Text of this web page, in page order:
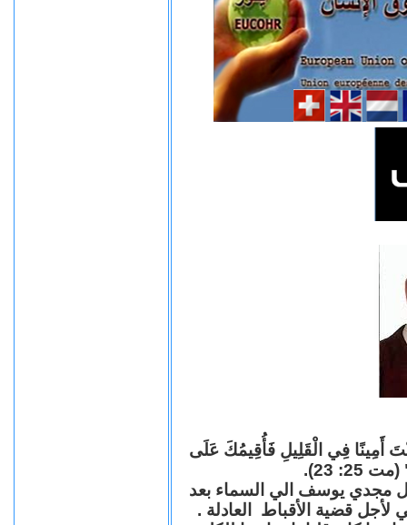
أَمِينًا فِي الْقَلِيلِ فَأُقِيمُكَ عَلَى
23).
مجدي يوسف الي السماء بعد
قضية الأقباط العادلة .